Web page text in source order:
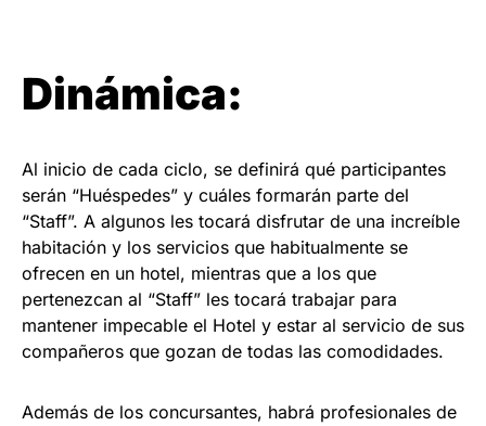
Dinámica:
Al inicio de cada ciclo, se definirá qué participantes
serán “Huéspedes” y cuáles formarán parte del
“Staff”. A algunos les tocará disfrutar de una increíble
habitación y los servicios que habitualmente se
ofrecen en un hotel, mientras que a los que
pertenezcan al “Staff” les tocará trabajar para
mantener impecable el Hotel y estar al servicio de sus
compañeros que gozan de todas las comodidades.
Además de los concursantes, habrá profesionales de